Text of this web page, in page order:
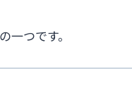
つです。